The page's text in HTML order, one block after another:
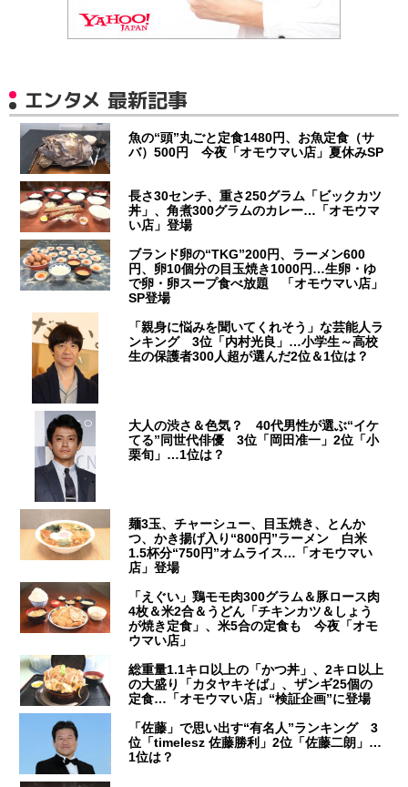
エンタメ 最新記事
魚の“頭”丸ごと定食1480円、お魚定食（サ
バ）500円 今夜「オモウマい店」夏休みSP
長さ30センチ、重さ250グラム「ビックカツ
丼」、角煮300グラムのカレー…「オモウマ
い店」登場
ブランド卵の“TKG”200円、ラーメン600
円、卵10個分の目玉焼き1000円…生卵・ゆ
で卵・卵スープ食べ放題 「オモウマい店」
SP登場
「親身に悩みを聞いてくれそう」な芸能人ラ
ンキング 3位「内村光良」…小学生～高校
生の保護者300人超が選んだ2位＆1位は？
大人の渋さ＆色気？ 40代男性が選ぶ“イケ
てる”同世代俳優 3位「岡田准一」2位「小
栗旬」…1位は？
麺3玉、チャーシュー、目玉焼き、とんか
つ、かき揚げ入り“800円”ラーメン 白米
1.5杯分“750円”オムライス…「オモウマい
店」登場
「えぐい」鶏モモ肉300グラム＆豚ロース肉
4枚＆米2合＆うどん「チキンカツ＆しょう
が焼き定食」、米5合の定食も 今夜「オモ
ウマい店」
総重量1.1キロ以上の「かつ丼」、2キロ以上
の大盛り「カタヤキそば」、ザンギ25個の
定食…「オモウマい店」“検証企画”に登場
「佐藤」で思い出す“有名人”ランキング 3
位「timelesz 佐藤勝利」2位「佐藤二朗」…
1位は？